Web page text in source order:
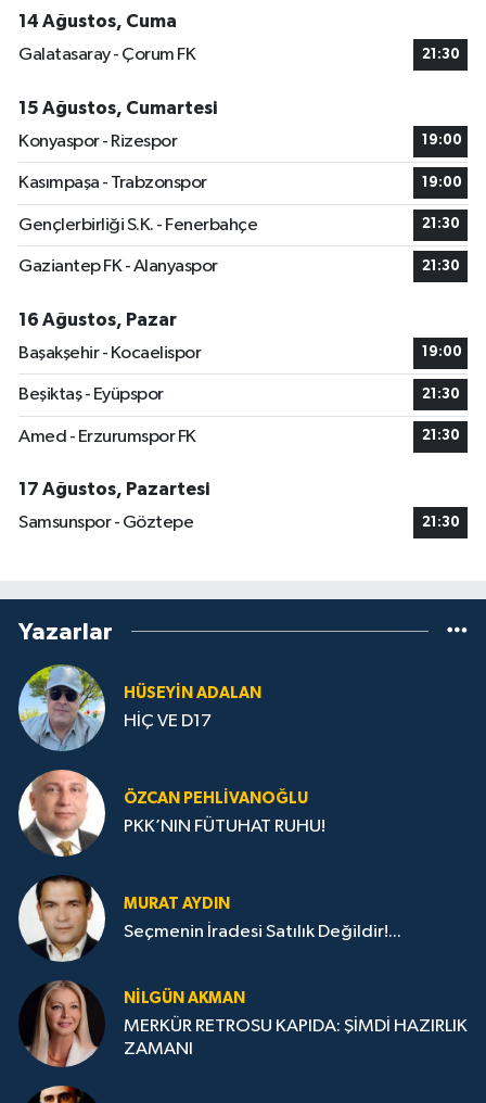
14 Ağustos, Cuma
Galatasaray - Çorum FK
21:30
15 Ağustos, Cumartesi
Konyaspor - Rizespor
19:00
Kasımpaşa - Trabzonspor 19:00
Gençlerbirliği S.K. - Fenerbahçe 21:30
Gaziantep FK - Alanyaspor 21:30
16 Ağustos, Pazar
Başakşehir - Kocaelispor
19:00
Beşiktaş - Eyüpspor 21:30
Amed - Erzurumspor FK 21:30
17 Ağustos, Pazartesi
Samsunspor - Göztepe
21:30
Yazarlar
HÜSEYIN ADALAN
HİÇ VE D17
ÖZCAN PEHLIVANOĞLU
PKK’NIN FÜTUHAT RUHU!
MURAT AYDIN
Seçmenin İradesi Satılık Değildir!...
NILGÜN AKMAN
MERKÜR RETROSU KAPIDA: ŞİMDİ HAZIRLIK
ZAMANI